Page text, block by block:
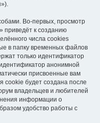
Во-первых, просмотр
приведёт к созданию
числа cookies
в папку временных файлов
только идентификатор
анонимной
присвоенные вам
cookie будет создана после
владельцев и любителей
информации о
удобство работы с